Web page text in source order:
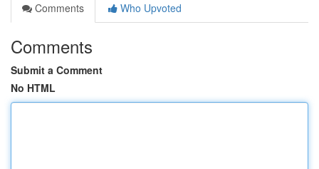
Comments
Who Upvoted
Comments
Submit a Comment
No HTML